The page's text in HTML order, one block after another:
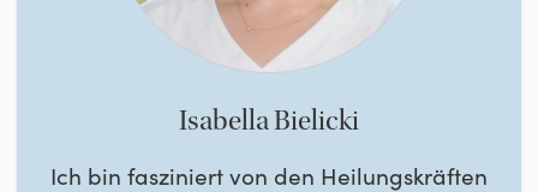
Isabella Bielicki
Ich bin fasziniert von den Heilungskräften